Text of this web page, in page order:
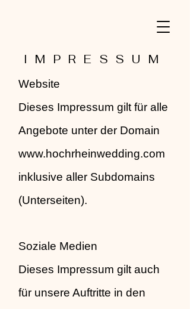
IMPRESSUM
Website
Dieses Impressum gilt für alle
Angebote unter der Domain
www.hochrheinwedding.com
inklusive aller Subdomains
(Unterseiten).
Soziale Medien
Dieses Impressum gilt auch
für unsere Auftritte in den